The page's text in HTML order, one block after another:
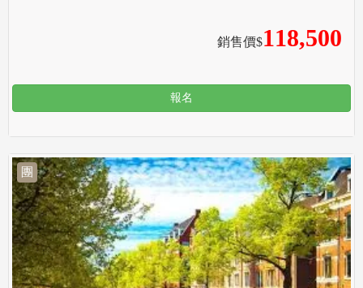
銷售價$118,500
報名
團